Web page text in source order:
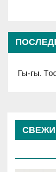
Гы-гы.